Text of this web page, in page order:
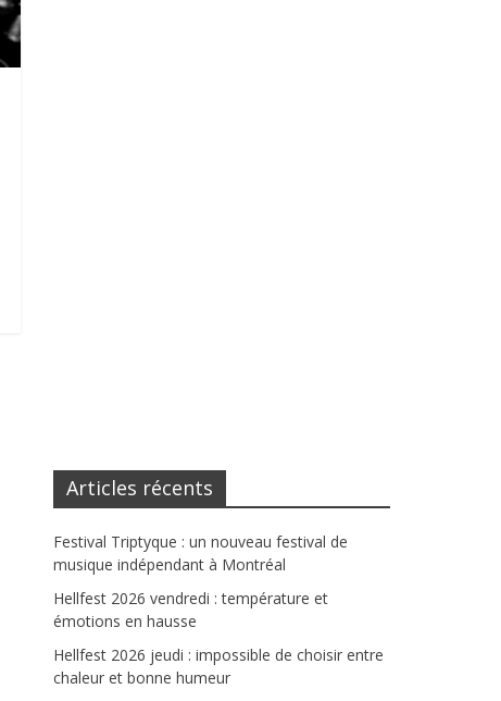
Articles récents
Festival Triptyque : un nouveau festival de
musique indépendant à Montréal
Hellfest 2026 vendredi : température et
émotions en hausse
Hellfest 2026 jeudi : impossible de choisir entre
chaleur et bonne humeur